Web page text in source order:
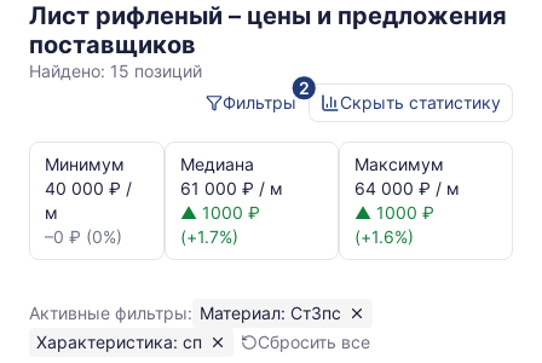
Лист рифленый – цены и предложения
поставщиков
сп
Найдено: 15 позиций
2
Фильтры
Скрыть статистику
динамика
цен:
Лист
рифленый
Ст3пс
Показаны
минимальная,
Минимум
40 000 ₽ /
м
–0 ₽ (0%)
Медиана
61 000 ₽ / м
▲ 1000 ₽
(+1.7%)
Максимум
64 000 ₽ / м
▲ 1000 ₽
(+1.6%)
Активные фильтры: Материал: Ст3пс
Характеристика: сп
Сбросить все